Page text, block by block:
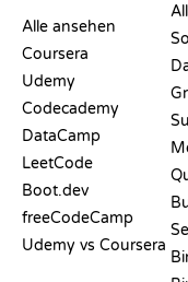
Alle ansehen
Coursera
Udemy
Codecademy
DataCamp
LeetCode
Boot.dev
freeCodeCamp
Udemy vs Coursera